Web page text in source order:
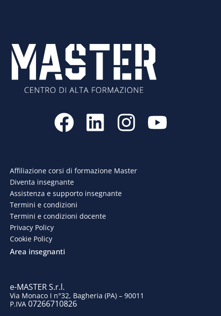
F
a
e
b
o
k
L
i
k
e
d
I
n
t
Y
o
Affiliazione corsi di formazione Master
Diventa insegnante
Assistenza e supporto insegnante
Termini e condizioni
Termini e condizioni docente
Privacy Policy
Cookie Policy
Area insegnanti
e-MASTER S.r.l.
Via Monaco I n°32, Bagheria (PA) – 90011
P.IVA 07266710826